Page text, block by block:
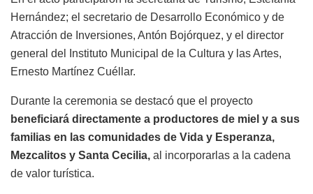
Hernández; el secretario de Desarrollo Económico y de
Atracción de Inversiones, Antón Bojórquez, y el director
general del Instituto Municipal de la Cultura y las Artes,
Ernesto Martínez Cuéllar.
Durante la ceremonia se destacó que el proyecto
beneficiará directamente a productores de miel y a sus
familias en las comunidades de Vida y Esperanza,
Mezcalitos y Santa Cecilia, al incorporarlas a la cadena
de valor turística.